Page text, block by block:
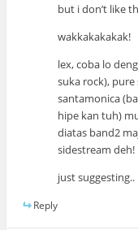
but i don’t like
wakkakakakak!
lex, coba lo
suka rock),
santamonica
hipe kan tuh)
diatas band2
sidestream deh!
just suggesting..
Reply